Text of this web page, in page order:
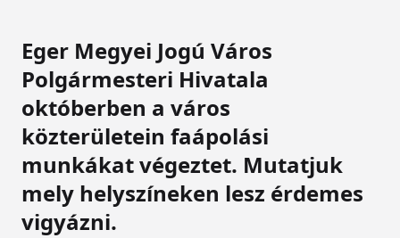
Eger Megyei Jogú Város
Polgármesteri Hivatala
októberben a város
közterületein faápolási
munkákat végeztet. Mutatjuk
mely helyszíneken lesz érdemes
vigyázni.